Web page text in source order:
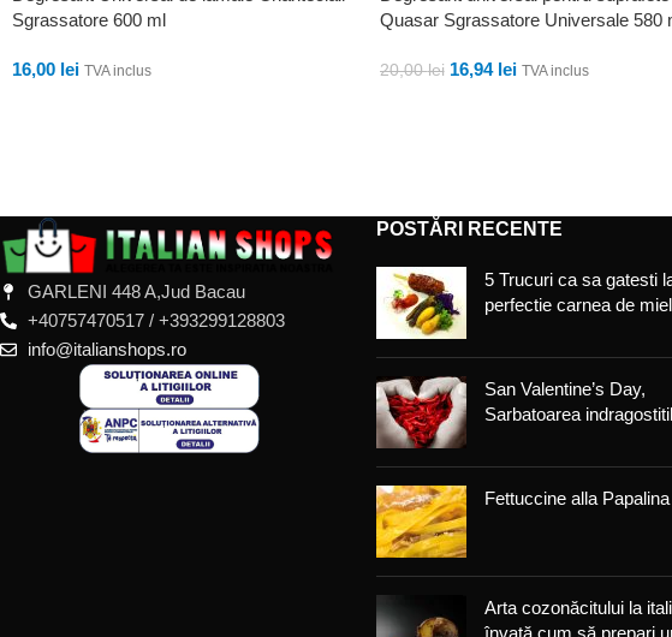
Sgrassatore 600 ml
16,00 lei TVA inclus
Quasar Sgrassatore Universale 580
20,00lei 16,94 lei TVA inclus
GARLENI 448 A,Jud Bacau
+40757470517 / +393299128803
info@italianshops.ro
POSTĂRI RECENTE
5 Trucuri ca sa gatesti
perfectie carnea de miel
San Valentine’s Day,
Sarbatoarea
Fettuccine alla Papalina
Arta cozonăcitului la